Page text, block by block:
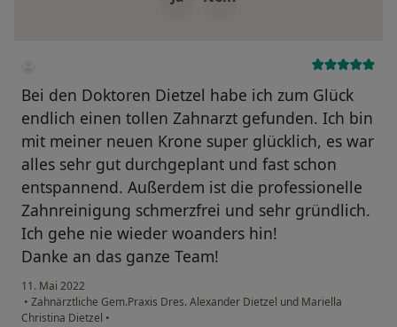
Bei den Doktoren Dietzel habe ich zum Glück
endlich einen tollen Zahnarzt gefunden. Ich bin
mit meiner neuen Krone super glücklich, es war
alles sehr gut durchgeplant und fast schon
entspannend. Außerdem ist die professionelle
Zahnreinigung schmerzfrei und sehr gründlich.
Ich gehe nie wieder woanders hin!
Danke an das ganze Team!
11. Mai 2022
• Zahnärztliche Gem.Praxis Dres. Alexander Dietzel und Mariella
Christina Dietzel •